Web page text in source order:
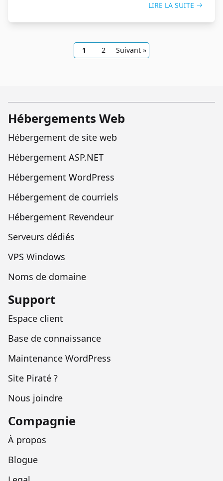
LIRE LA SUITE
1 2 Suivant »
Hébergements Web
Hébergement de site web
Hébergement ASP.NET
Hébergement WordPress
Hébergement de courriels
Hébergement Revendeur
Serveurs dédiés
VPS Windows
Noms de domaine
Support
Espace client
Base de connaissance
Maintenance WordPress
Site Piraté ?
Nous joindre
Compagnie
À propos
Blogue